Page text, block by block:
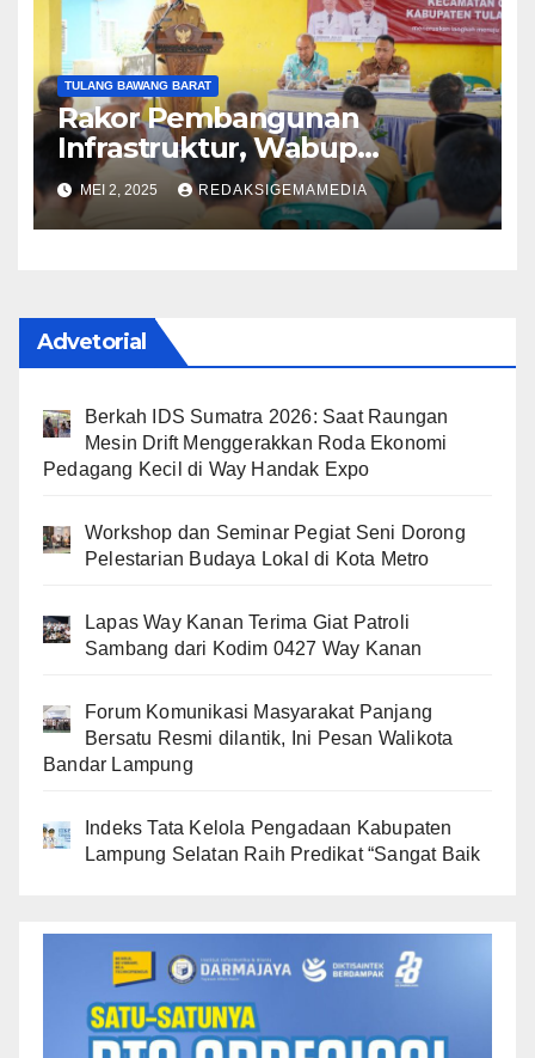
TULANG BAWANG BARAT
Rakor Pembangunan
Infrastruktur, Wabup
Nadirsyah Bahas
Peningkatan Jalan Gunung
Agung
MEI 2, 2025 REDAKSIGEMAMEDIA
Advetorial
Berkah IDS Sumatra 2026: Saat Raungan
Mesin Drift Menggerakkan Roda Ekonomi
Pedagang Kecil di Way Handak Expo
Workshop dan Seminar Pegiat Seni Dorong
Pelestarian Budaya Lokal di Kota Metro
Lapas Way Kanan Terima Giat Patroli
Sambang dari Kodim 0427 Way Kanan
Forum Komunikasi Masyarakat Panjang
Bersatu Resmi dilantik, Ini Pesan Walikota
Bandar Lampung
Indeks Tata Kelola Pengadaan Kabupaten
Lampung Selatan Raih Predikat “Sangat Baik